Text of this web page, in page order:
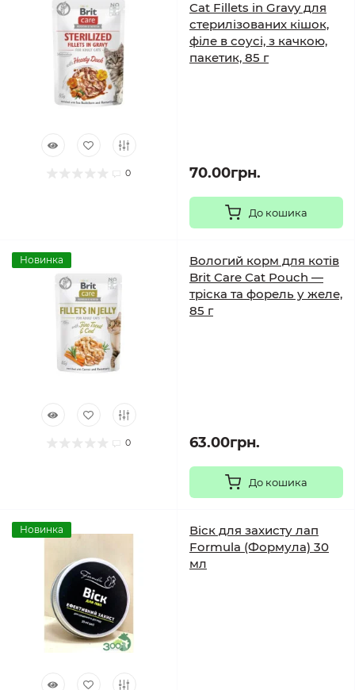
0
Cat Fillets in Gravy для
стерилізованих кішок,
філе в соусі, з качкою,
пакетик, 85 г
70.00грн.
До кошика
Новинка
0
Вологий корм для котів
Brit Care Cat Pouch —
тріска та форель у желе,
85 г
63.00грн.
До кошика
Новинка
Віск для захисту лап
Formula (Формула) 30
мл